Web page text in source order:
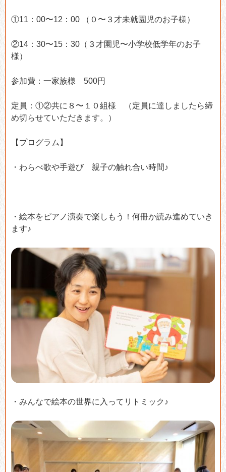
①11：00〜12：00 （０〜３才未就園児のお子様）
②14：30〜15：30（３才園児〜小学校低学年のお子
様）
参加費：一家族様 500円
定員：①②共に８〜１０組様 （定員に達しましたら締
め切らせていただきます。）
【プログラム】
・わらべ歌や手遊び 親子の触れ合い時間♪
・絵本をピアノ演奏で楽しもう！何冊か読み進めていき
ます♪
・みんなで絵本の世界に入ってリトミック♪